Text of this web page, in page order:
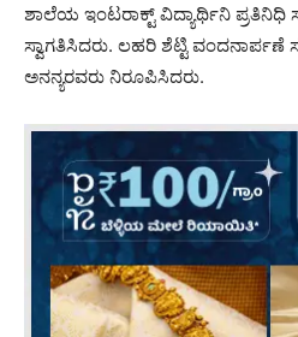
ಶಾಲೆಯ ಇಂಟರಾಕ್ಟ್ ವಿದ್ಯಾರ್ಥಿನಿ
ಸ್ವಾಗತಿಸಿದರು. ಲಹರಿ ಶೆಟ್ಟಿ ವಂದನಾರ್ಪಣೆ
ಅನನ್ಯರವರು ನಿರೂಪಿಸಿದರು.